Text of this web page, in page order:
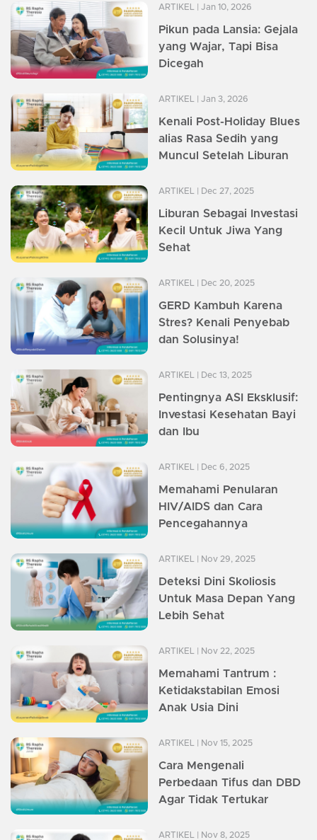
ARTIKEL | Jan 10, 2026
Pikun pada Lansia: Gejala
yang Wajar, Tapi Bisa
Dicegah
ARTIKEL | Jan 3, 2026
Kenali Post-Holiday Blues
alias Rasa Sedih yang
Muncul Setelah Liburan
ARTIKEL | Dec 27, 2025
Liburan Sebagai Investasi
Kecil Untuk Jiwa Yang
Sehat
ARTIKEL | Dec 20, 2025
GERD Kambuh Karena
Stres? Kenali Penyebab
dan Solusinya!
ARTIKEL | Dec 13, 2025
Pentingnya ASI Eksklusif:
Investasi Kesehatan Bayi
dan Ibu
ARTIKEL | Dec 6, 2025
Memahami Penularan
HIV/AIDS dan Cara
Pencegahannya
ARTIKEL | Nov 29, 2025
Deteksi Dini Skoliosis
Untuk Masa Depan Yang
Lebih Sehat
ARTIKEL | Nov 22, 2025
Memahami Tantrum :
Ketidakstabilan Emosi
Anak Usia Dini
ARTIKEL | Nov 15, 2025
Cara Mengenali
Perbedaan Tifus dan DBD
Agar Tidak Tertukar
ARTIKEL | Nov 8, 2025